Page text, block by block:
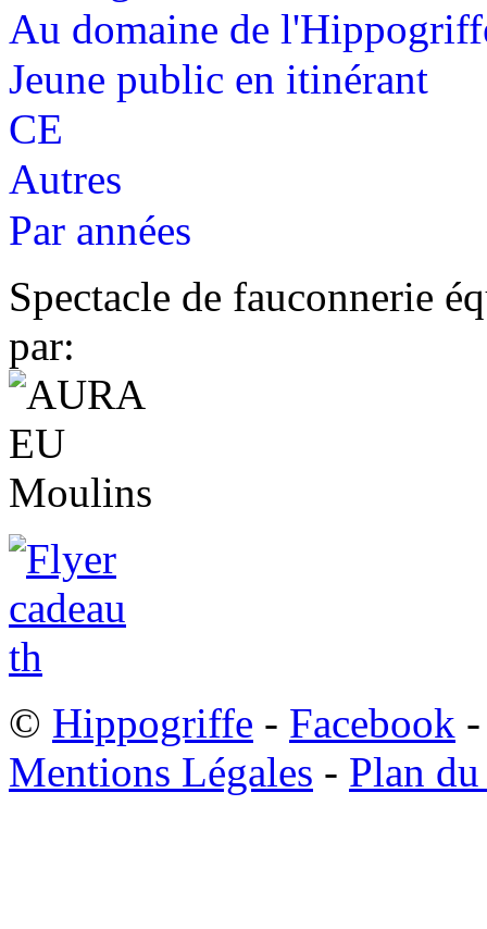
Au domaine de
Jeune public en itinérant
CE
Autres
Par années
Spectacle de fauconnerie
par:
© Hippogriffe - Facebook
Mentions Légales - Plan